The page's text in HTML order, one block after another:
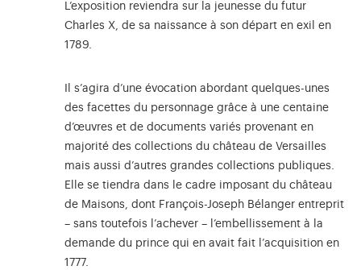
L’exposition reviendra sur la jeunesse du futur
Charles X, de sa naissance à son départ en exil en
1789.
Il s’agira d’une évocation abordant quelques-unes
des facettes du personnage grâce à une centaine
d’œuvres et de documents variés provenant en
majorité des collections du château de Versailles
mais aussi d’autres grandes collections publiques.
Elle se tiendra dans le cadre imposant du château
de Maisons, dont François-Joseph Bélanger entreprit
– sans toutefois l’achever – l’embellissement à la
demande du prince qui en avait fait l’acquisition en
1777.